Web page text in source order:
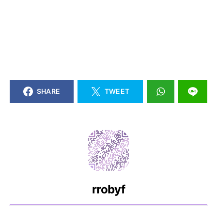
SHARE TWEET
rrobyf